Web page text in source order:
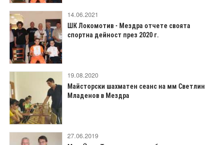
14.06.2021
ШК Локомотив - Мездра отчете своята
спортна дейност през 2020 г.
19.08.2020
Майсторски шахматен сеанс на мм Светлин
Младенов в Мездра
27.06.2019